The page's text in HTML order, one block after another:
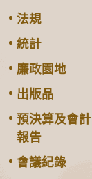
法規
統計
廉政園地
出版品
預決算及會計
報告
會議紀錄